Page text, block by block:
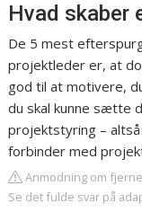
Hvad skaber
De 5 mest
projektleder er, at
god til at motivere,
du skal kunne sætte
projektstyring –
forbinder med
Anmodning om
Se det fulde svar på